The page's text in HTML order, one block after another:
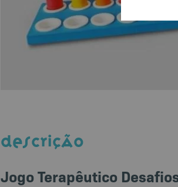
DESCRIÇÃO
Jogo Terapêutico